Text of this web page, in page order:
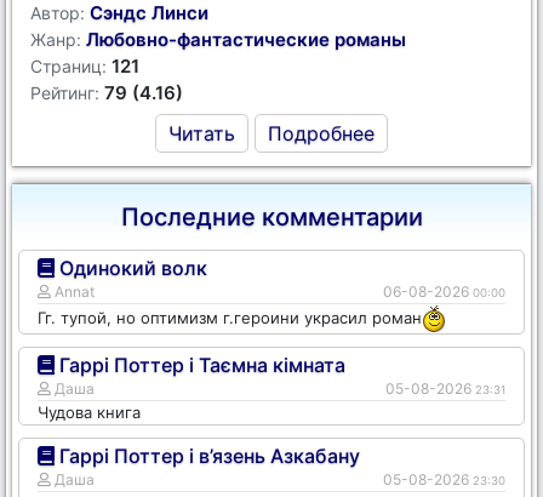
Автор: Сэндс Линси
Жанр: Любовно-фантастические романы
Страниц: 121
Рейтинг: 79 (4.16)
Читать Подробнее
Последние комментарии
Одинокий волк
Annat 06-08-2026 00:00
Гг. тупой, но оптимизм г.героини украсил роман
Гаррі Поттер і Таємна кімната
Даша 05-08-2026 23:31
Чудова книга
Гаррі Поттер і в’язень Азкабану
Даша 05-08-2026 23:30